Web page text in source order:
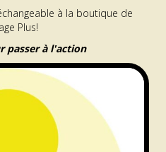
à la boutique de
Plus!
passer à l'action